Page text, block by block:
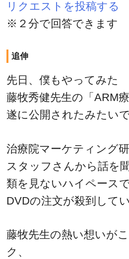
リクエストを投稿する
※２分で回答できます
追伸
先日、僕もやってみた
藤牧秀健先生の「ARM
遂に公開されたみたい
治療院マーケティング
スタッフさんから話を
類を見ないハイペース
DVDの注文が殺到して
藤牧先生の熱い想いが
ク、